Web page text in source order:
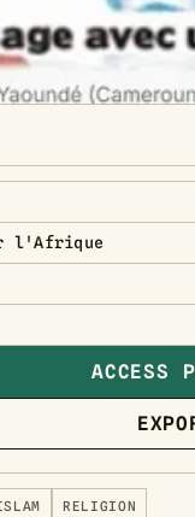
l'Afrique
ACCESS
RELIGION